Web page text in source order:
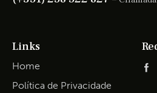
Links
Home
Política de Privacidade